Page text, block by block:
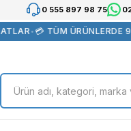
0 555 897 98 75
•💳 TÜM ÜRÜNLERDE 9